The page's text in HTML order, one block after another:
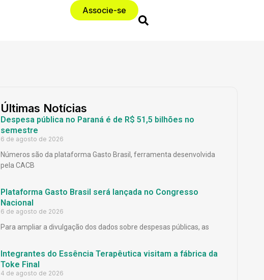
Associe-se
Últimas Notícias
Despesa pública no Paraná é de R$ 51,5 bilhões no
semestre
6 de agosto de 2026
Números são da plataforma Gasto Brasil, ferramenta desenvolvida
pela CACB
Plataforma Gasto Brasil será lançada no Congresso
Nacional
6 de agosto de 2026
Para ampliar a divulgação dos dados sobre despesas públicas, as
Integrantes do Essência Terapêutica visitam a fábrica da
Toke Final
4 de agosto de 2026